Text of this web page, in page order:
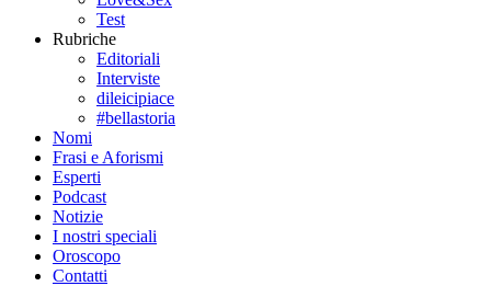
Test
Rubriche
Editoriali
Interviste
dileicipiace
#bellastoria
Nomi
Frasi e Aforismi
Esperti
Podcast
Notizie
I nostri speciali
Oroscopo
Contatti